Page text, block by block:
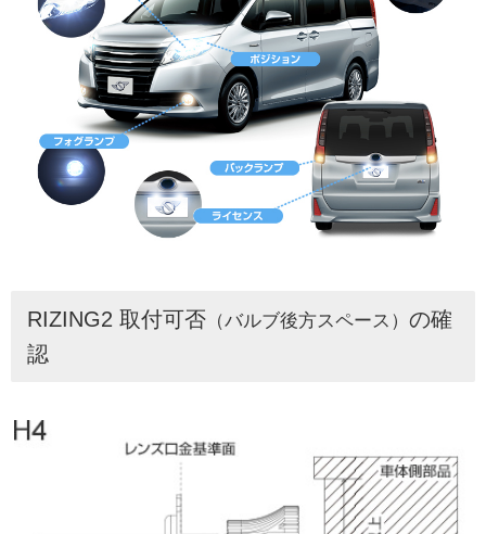
RIZING2 取付可否 （バルブ後方スペース） の確
認